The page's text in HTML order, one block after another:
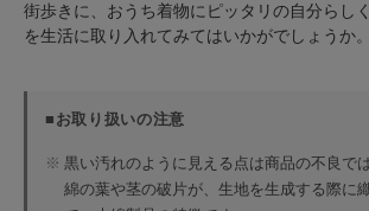
街歩きに、おうち着物にピッタリの自分らし
を生活に取り入れてみてはいかがでしょうか。
■お取り扱いの注意
※ 黒い汚れのように見える点は商品の不良で
綿の葉や茎の破片が、生地を生成する際に